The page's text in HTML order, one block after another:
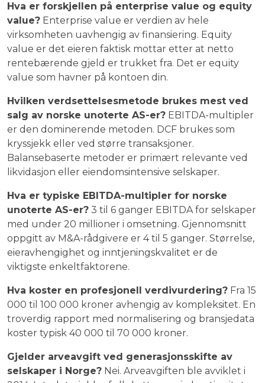
Hva er forskjellen på enterprise value og equity
value? Enterprise value er verdien av hele
virksomheten uavhengig av finansiering. Equity
value er det eieren faktisk mottar etter at netto
rentebærende gjeld er trukket fra. Det er equity
value som havner på kontoen din.
Hvilken verdsettelsesmetode brukes mest ved
salg av norske unoterte AS-er? EBITDA-multipler
er den dominerende metoden. DCF brukes som
kryssjekk eller ved større transaksjoner.
Balansebaserte metoder er primært relevante ved
likvidasjon eller eiendomsintensive selskaper.
Hva er typiske EBITDA-multipler for norske
unoterte AS-er? 3 til 6 ganger EBITDA for selskaper
med under 20 millioner i omsetning. Gjennomsnitt
oppgitt av M&A-rådgivere er 4 til 5 ganger. Størrelse,
eieravhengighet og inntjeningskvalitet er de
viktigste enkeltfaktorene.
Hva koster en profesjonell verdivurdering? Fra 15
000 til 100 000 kroner avhengig av kompleksitet. En
troverdig rapport med normalisering og bransjedata
koster typisk 40 000 til 70 000 kroner.
Gjelder arveavgift ved generasjonsskifte av
selskaper i Norge? Nei. Arveavgiften ble avviklet i